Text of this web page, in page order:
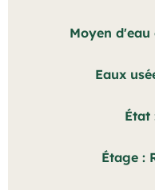
Moyen d'eau
Eaux
État
Étage